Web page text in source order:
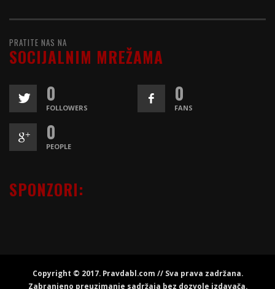
PRATITE NAS NA
SOCIJALNIM MREŽAMA
0
FOLLOWERS
0
FANS
0
PEOPLE
SPONZORI:
Copyright © 2017. Pravdabl.com // Sva prava zadržana.
Zabranjeno preuzimanje sadržaja bez dozvole izdavača.